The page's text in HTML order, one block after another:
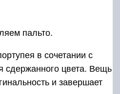
пальто.
в сочетании с
сдержанного цвета. Вещь
и завершает